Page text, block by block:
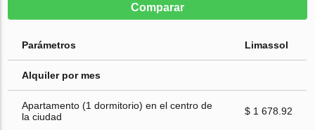
Comparar
Parámetros Limassol
Alquiler por mes
Apartamento (1 dormitorio) en el centro de
la ciudad
$ 1 678.92